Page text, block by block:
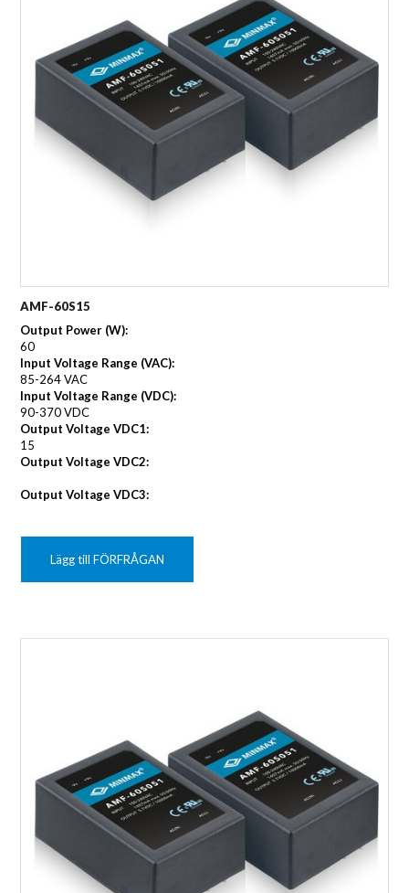
AMF-60S15
Output Power (W):
60
Input Voltage Range (VAC):
85-264 VAC
Input Voltage Range (VDC):
90-370 VDC
Output Voltage VDC1:
15
Output Voltage VDC2:
Output Voltage VDC3:
Lägg till FÖRFRÅGAN